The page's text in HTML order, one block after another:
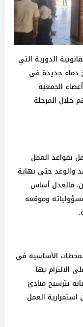
الدورية التي
دماء جديدة في
الجمعية
خلال المرحلة
بقواعد العمل
والوعد حتى نهاية
فالعدل أساس
وموقعه
الأساسية في
الالتزام بها
بترسيخ مبادئ
استمرارية العمل